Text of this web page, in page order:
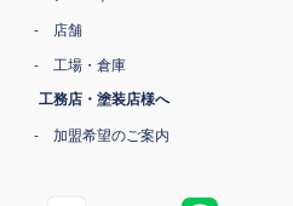
店舗
工場・倉庫
工務店・塗装店様へ
加盟希望のご案内